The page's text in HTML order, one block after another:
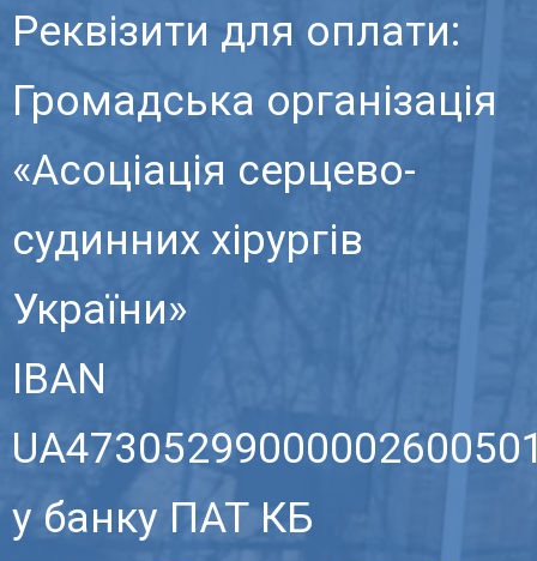
Реквізити для оплати:
Громадська організація
«Асоцiацiя серцево-
судинних xipypгiв
України»
IBAN
у банку ПАТ КБ